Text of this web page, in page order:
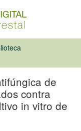
de
contra
in vitro de